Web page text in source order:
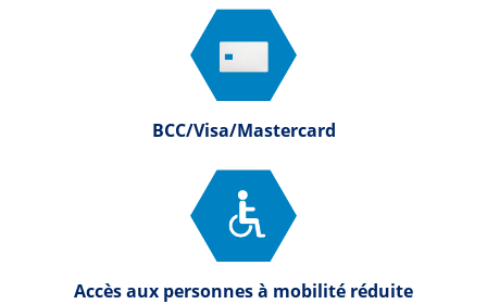
BCC/Visa/Mastercard
Accès aux personnes à mobilité réduite